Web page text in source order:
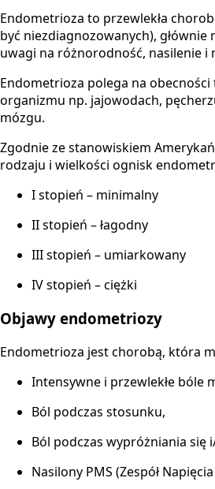
Endometrioza to przewlekła
być niezdiagnozowanych),
uwagi na różnorodność, nasilenie
Endometrioza polega na
organizmu np. jajowodach,
mózgu.
Zgodnie ze stanowiskiem
rodzaju i wielkości ognisk
I stopień – minimalny
II stopień – łagodny
III stopień – umiarkowany
IV stopień – ciężki
Objawy endometriozy
Endometrioza jest chorobą, która
Intensywne i przewlekłe bóle
Ból podczas stosunku,
Ból podczas wypróżniania się
Nasilony PMS (Zespół